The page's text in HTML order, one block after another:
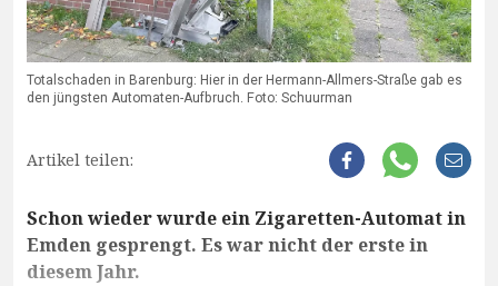
Totalschaden in Barenburg: Hier in der Hermann-Allmers-Straße gab es
den jüngsten Automaten-Aufbruch. Foto: Schuurman
Artikel teilen:
Schon wieder wurde ein Zigaretten-Automat in
Emden gesprengt. Es war nicht der erste in
diesem Jahr.